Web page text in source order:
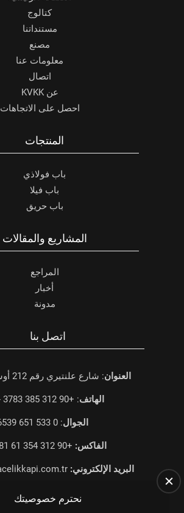
كتالوج
مستنداتنا
مصنع
معلومات عنا
اتصال
عن KVKK
احصل على الاتجاهات
المنتجات
باب فولاذي
باب فيلا
باب حريق
المشاريع والمقالات
المراجع
أخبار
مدونة
اتصل بنا
العنوان: شارع علنتيري رقم 212 أوستيم / أنقرة
الهاتف: +90 312 385 3783 - Pbx
الجوال: 0 533 651 6539
الفاكس: +90 312 354 61 81 - fax
البريد الإلكتروني: ack@ankaracelikkapi.com.tr
نحترم خصوصيتك